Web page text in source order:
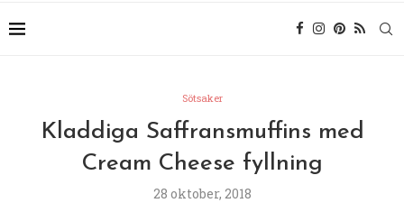
Sötsaker
Kladdiga Saffransmuffins med
Cream Cheese fyllning
28 oktober, 2018